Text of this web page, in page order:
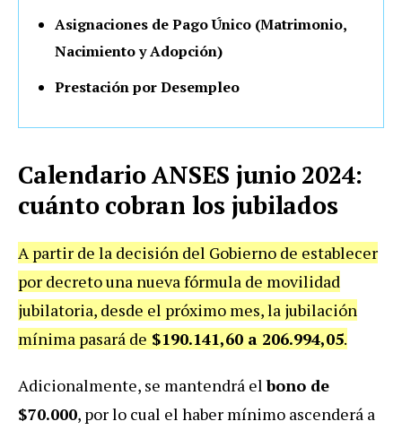
Asignaciones de Pago Único (Matrimonio,
Nacimiento y Adopción)
Prestación por Desempleo
Calendario ANSES junio 2024:
cuánto cobran los jubilados
A partir de la decisión del Gobierno de establecer
por decreto una nueva fórmula de movilidad
jubilatoria, desde el próximo mes, la jubilación
mínima pasará de $190.141,60 a 206.994,05.
Adicionalmente, se mantendrá elbono de
$70.000, por lo cual el haber mínimo ascenderá a